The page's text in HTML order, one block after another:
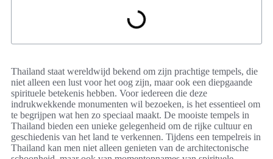
Thailand staat wereldwijd bekend om zijn prachtige tempels, die
niet alleen een lust voor het oog zijn, maar ook een diepgaande
spirituele betekenis hebben. Voor iedereen die deze
indrukwekkende monumenten wil bezoeken, is het essentieel om
te begrijpen wat hen zo speciaal maakt. De mooiste tempels in
Thailand bieden een unieke gelegenheid om de rijke cultuur en
geschiedenis van het land te verkennen. Tijdens een tempelreis in
Thailand kan men niet alleen genieten van de architectonische